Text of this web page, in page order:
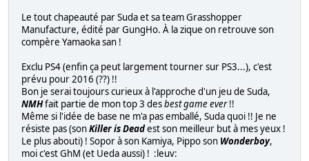
Le tout chapeauté par Suda et sa team Grasshopper
Manufacture, édité par GungHo. À la zique on retrouve son
compère Yamaoka san !
Exclu PS4 (enfin ça peut largement tourner sur PS3...), c'est
prévu pour 2016 (??) !!
Bon je serai toujours curieux à l'approche d'un jeu de Suda,
NMHfait partie de mon top 3 desbest game ever!!
Même si l'idée de base ne m'a pas emballé, Suda quoi !! Je ne
résiste pas (sonKiller is Deadest son meilleur but à mes yeux !
Le plus abouti) ! Sopor à son Kamiya, Pippo son Wonderboy,
moi c'est GhM (et Ueda aussi) ! :leuv: